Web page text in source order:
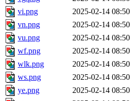
vi.png
2025-02-14 08:50
vn.png
2025-02-14 08:50
vu.png
2025-02-14 08:50
wf.png
2025-02-14 08:50
wlk.png
2025-02-14 08:50
ws.png
2025-02-14 08:50
ye.png
2025-02-14 08:50